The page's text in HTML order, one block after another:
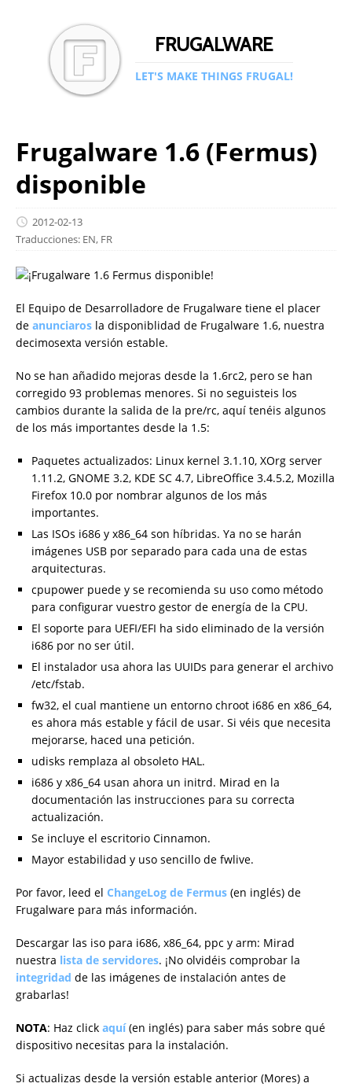
FRUGALWARE
LET'S MAKE THINGS FRUGAL!
Frugalware 1.6 (Fermus)
disponible
2012-02-13
Traducciones: EN, FR
El Equipo de Desarrolladore de Frugalware tiene el placer
de anunciaros la disponiblidad de Frugalware 1.6, nuestra
decimosexta versión estable.
No se han añadido mejoras desde la 1.6rc2, pero se han
corregido 93 problemas menores. Si no seguisteis los
cambios durante la salida de la pre/rc, aquí tenéis algunos
de los más importantes desde la 1.5:
Paquetes actualizados: Linux kernel 3.1.10, XOrg server
1.11.2, GNOME 3.2, KDE SC 4.7, LibreOffice 3.4.5.2, Mozilla
Firefox 10.0 por nombrar algunos de los más
importantes.
Las ISOs i686 y x86_64 son híbridas. Ya no se harán
imágenes USB por separado para cada una de estas
arquitecturas.
cpupower puede y se recomienda su uso como método
para configurar vuestro gestor de energía de la CPU.
El soporte para UEFI/EFI ha sido eliminado de la versión
i686 por no ser útil.
El instalador usa ahora las UUIDs para generar el archivo
/etc/fstab.
fw32, el cual mantiene un entorno chroot i686 en x86_64,
es ahora más estable y fácil de usar. Si véis que necesita
mejorarse, haced una petición.
udisks remplaza al obsoleto HAL.
i686 y x86_64 usan ahora un initrd. Mirad en la
documentación las instrucciones para su correcta
actualización.
Se incluye el escritorio Cinnamon.
Mayor estabilidad y uso sencillo de fwlive.
Por favor, leed el ChangeLog de Fermus (en inglés) de
Frugalware para más información.
Descargar las iso para i686, x86_64, ppc y arm: Mirad
nuestra lista de servidores. ¡No olvidéis comprobar la
integridad de las imágenes de instalación antes de
grabarlas!
NOTA: Haz click aquí(en inglés) para saber más sobre qué
dispositivo necesitas para la instalación.
Si actualizas desde la versión estable anterior (Mores) a